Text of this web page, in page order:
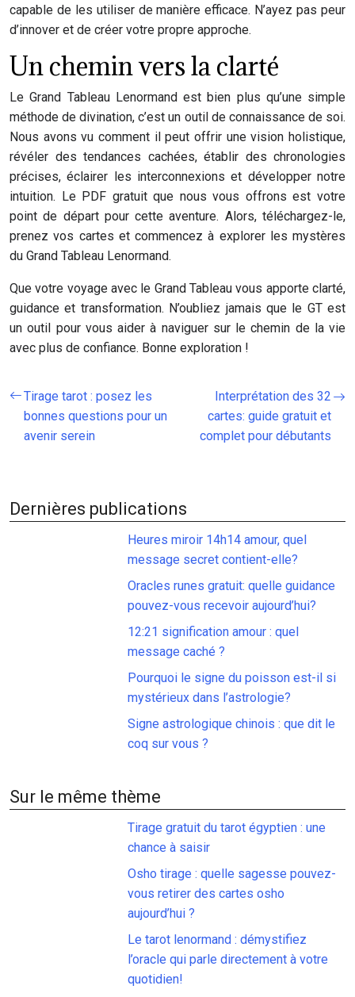
capable de les utiliser de manière efficace. N’ayez pas peur
d’innover et de créer votre propre approche.
Un chemin vers la clarté
Le Grand Tableau Lenormand est bien plus qu’une simple
méthode de divination, c’est un outil de connaissance de soi.
Nous avons vu comment il peut offrir une vision holistique,
révéler des tendances cachées, établir des chronologies
précises, éclairer les interconnexions et développer notre
intuition. Le PDF gratuit que nous vous offrons est votre
point de départ pour cette aventure. Alors, téléchargez-le,
prenez vos cartes et commencez à explorer les mystères
du Grand Tableau Lenormand.
Que votre voyage avec le Grand Tableau vous apporte clarté,
guidance et transformation. N’oubliez jamais que le GT est
un outil pour vous aider à naviguer sur le chemin de la vie
avec plus de confiance. Bonne exploration !
Tirage tarot : posez les
bonnes questions pour un
avenir serein
Interprétation des 32
cartes: guide gratuit et
complet pour débutants
Dernières publications
Heures miroir 14h14 amour, quel
message secret contient-elle?
Oracles runes gratuit: quelle guidance
pouvez-vous recevoir aujourd’hui?
12:21 signification amour : quel
message caché ?
Pourquoi le signe du poisson est-il si
mystérieux dans l’astrologie?
Signe astrologique chinois : que dit le
coq sur vous ?
Sur le même thème
Tirage gratuit du tarot égyptien : une
chance à saisir
Osho tirage : quelle sagesse pouvez-
vous retirer des cartes osho
aujourd’hui ?
Le tarot lenormand : démystifiez
l’oracle qui parle directement à votre
quotidien!